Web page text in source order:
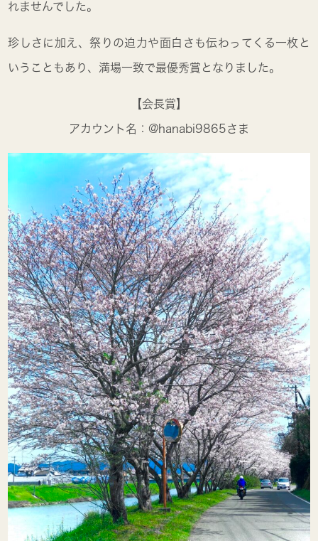
れませんでした。
珍しさに加え、祭りの迫力や面白さも伝わってくる一枚と
いうこともあり、満場一致で最優秀賞となりました。
【会長賞】
アカウント名：@hanabi9865さま